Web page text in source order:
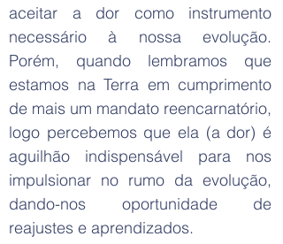
aceitar a dor como instrumento
necessário à nossa evolução.
Porém, quando lembramos que
estamos na Terra em cumprimento
de mais um mandato reencarnatório,
logo percebemos que ela (a dor) é
aguilhão indispensável para nos
impulsionar no rumo da evolução,
dando-nos oportunidade de
reajustes e aprendizados.